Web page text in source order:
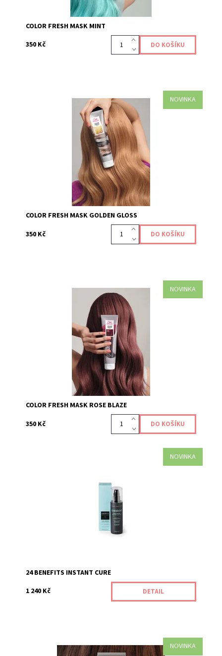
COLOR FRESH MASK MINT
350 Kč
NOVINKA
Maska Color Fresh Mask Golden Gloss je pečujícím
produktem, který dodává a obnovuje vaši barevnou
tonalitu vlasů, díky přímo působícím pigmentům....
COLOR FRESH MASK GOLDEN GLOSS
350 Kč
NOVINKA
Maska Color Fresh Mask Rose Blaze je pečujícím
produktem, který dodává a obnovuje vaši barevnou
tonalitu vlasů, díky přímo působícím pigmentům....
COLOR FRESH MASK ROSE BLAZE
350 Kč
NOVINKA
24 BENEFITS INSTANT CURE
1 240 Kč
DETAIL
NOVINKA